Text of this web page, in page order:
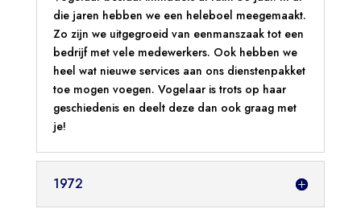
die jaren hebben we een heleboel meegemaakt.
Zo zijn we uitgegroeid van eenmanszaak tot een
bedrijf met vele medewerkers. Ook hebben we
heel wat nieuwe services aan ons dienstenpakket
toe mogen voegen. Vogelaar is trots op haar
geschiedenis en deelt deze dan ook graag met
je!
1972